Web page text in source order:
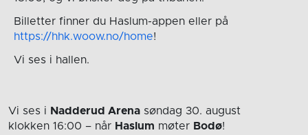
Billetter finner du Haslum-appen eller på
https://hhk.woow.no/home!
Vi ses i hallen.
Vi ses i Nadderud Arena søndag 30. august
klokken 16:00 – når Haslum møter Bodø!